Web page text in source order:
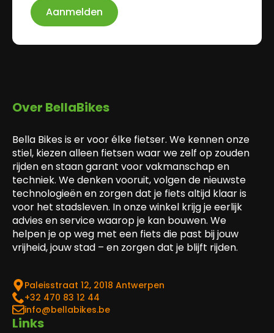
Aanmelden
Over BellaBikes
Bella Bikes is er voor élke fietser. We kennen onze
stiel, kiezen alleen fietsen waar we zelf op zouden
rijden en staan garant voor vakmanschap en
techniek. We denken vooruit, volgen de nieuwste
technologieën en zorgen dat je fiets altijd klaar is
voor het stadsleven. In onze winkel krijg je eerlijk
advies en service waarop je kan bouwen. We
helpen je op weg met een fiets die past bij jouw
vrijheid, jouw stad – en zorgen dat je blijft rijden.
Paleisstraat 12, 2018 Antwerpen
‎+32 470 83 12 44
info@bellabikes.be
Links